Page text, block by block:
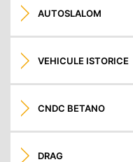
AUTOSLALOM
VEHICULE ISTORICE
CNDC BETANO
DRAG